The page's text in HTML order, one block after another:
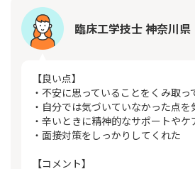
臨床工学技士 神奈川県
【良い点】
・不安に思っていることをくみ取っ
・自分では気づいていなかった点
・辛いときに精神的なサポートや
・面接対策をしっかりしてくれた
【コメント】